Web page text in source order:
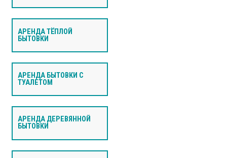
АРЕНДА ТЁПЛОЙ
БЫТОВКИ
АРЕНДА БЫТОВКИ С
ТУАЛЕТОМ
АРЕНДА ДЕРЕВЯННОЙ
БЫТОВКИ